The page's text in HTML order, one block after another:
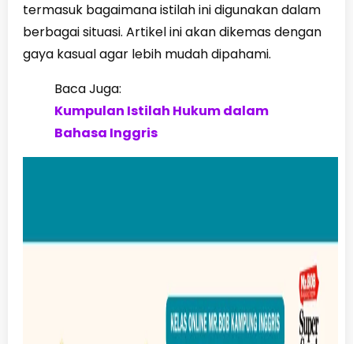
termasuk bagaimana istilah ini digunakan dalam
berbagai situasi. Artikel ini akan dikemas dengan
gaya kasual agar lebih mudah dipahami.
Baca Juga:
Kumpulan Istilah Hukum dalam
Bahasa Inggris